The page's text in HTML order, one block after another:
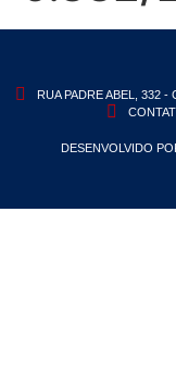
RUA PADRE ABEL, 332
DESENVOLVIDO